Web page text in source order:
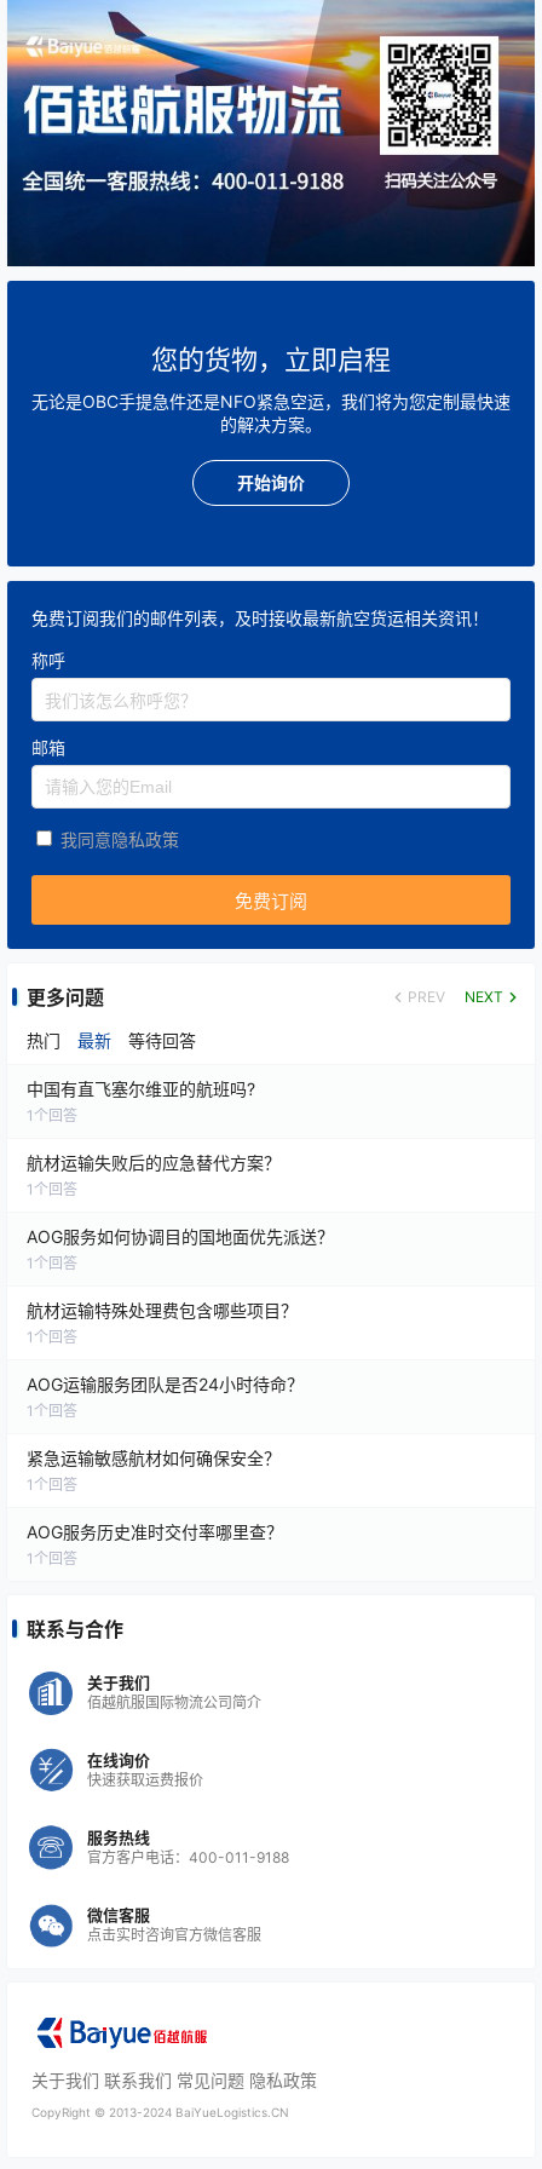
您的货物，立即启程
无论是OBC手提急件还是NFO紧急空运，我们将为您定制最快速
的解决方案。
开始询价
免费订阅我们的邮件列表，及时接收最新航空货运相关资讯！
称呼
邮箱
我同意隐私政策
更多问题 PREV NEXT
热门 最新 等待回答
中国有直飞塞尔维亚的航班吗?
1 个回答
航材运输失败后的应急替代方案？
1 个回答
AOG服务如何协调目的国地面优先派送？
1 个回答
航材运输特殊处理费包含哪些项目？
1 个回答
AOG运输服务团队是否24小时待命？
1 个回答
紧急运输敏感航材如何确保安全？
1 个回答
AOG服务历史准时交付率哪里查？
1 个回答
联系与合作
关于我们
佰越航服国际物流公司简介
在线询价
快速获取运费报价
服务热线
官方客户电话：400-011-9188
微信客服
点击实时咨询官方微信客服
关于我们 联系我们 常见问题 隐私政策
CopyRight © 2013-2024 BaiYueLogistics.CN